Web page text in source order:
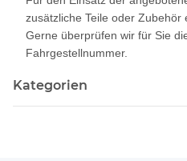
zusätzliche Teile oder Zubehör
Gerne überprüfen wir für Sie
Fahrgestellnummer.
Kategorien